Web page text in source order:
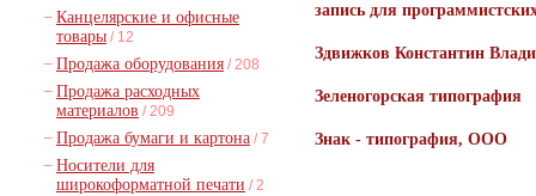
– Канцелярские и офисные
товары / 12
– Продажа оборудования / 208
– Продажа расходных
материалов / 209
– Продажа бумаги и картона / 7
– Носители для
широкоформатной печати / 2
запись для
Здвижков Константин
Зеленогорская типография
Знак - типография, ООО